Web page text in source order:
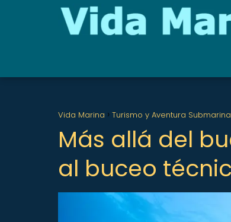
Vida Marina Turismo y Aventura Submarina
Más allá del
al buceo